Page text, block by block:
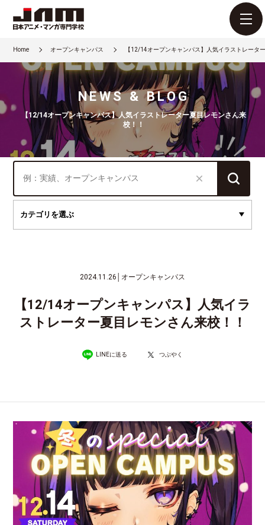
Home オープンキャンパス 【12/14オープンキャンパス】人気イラストレータ
NEWS & BLOG
【12/14オープンキャンパス】人気イラストレーター夏目レモンさん来
校！！
2024.11.26 オープンキャンパス
【12/14オープンキャンパス】人気イラ
ストレーター夏目レモンさん来校！！
LINEに送る つぶやく